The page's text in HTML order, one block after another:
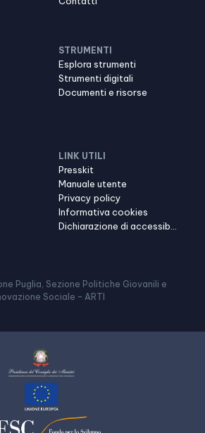
STRUMENTI
Esplora strumenti
Strumenti digitali
Documenti e risorse
LINK UTILI
Presskit
Manuale utente
Privacy policy
Informativa cookies
Puglia, Sezione Politiche Giovanili e
Sociale – ARTI